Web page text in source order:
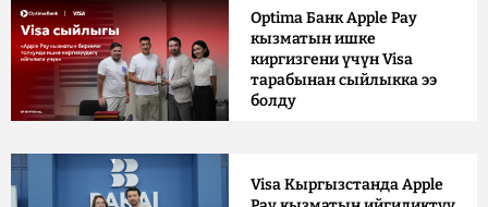
Optima Банк Apple Pay
кызматын ишке
киргизгени үчүн Visa
тарабынан сыйлыкка ээ
болду
Visa Кыргызстанда Apple